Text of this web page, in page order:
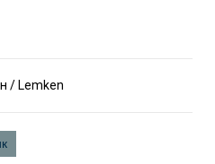
/ Lemken